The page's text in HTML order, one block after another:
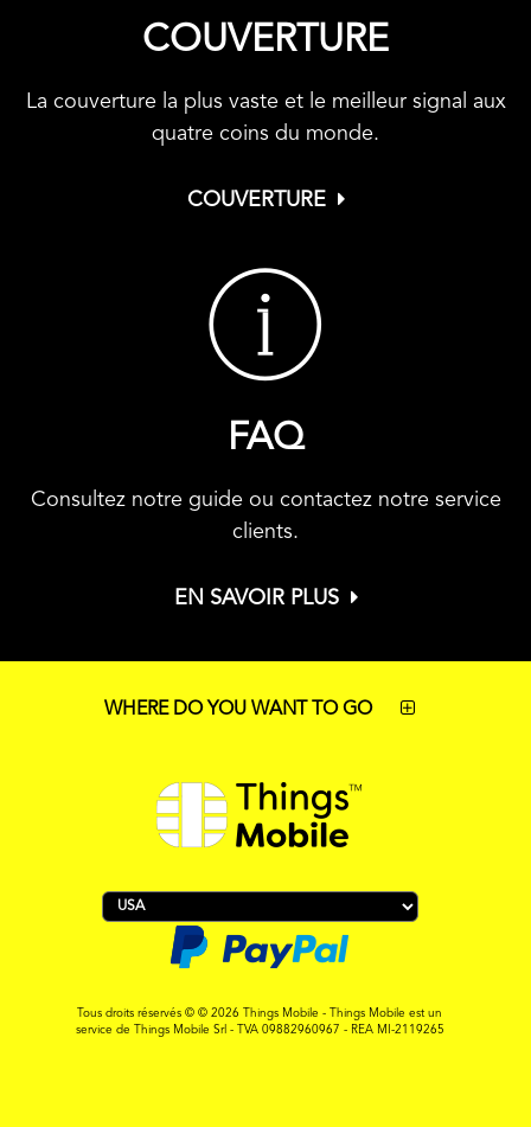
COUVERTURE
La couverture la plus vaste et le meilleur signal aux
quatre coins du monde.
COUVERTURE
FAQ
Consultez notre guide ou contactez notre service
clients.
EN SAVOIR PLUS
WHERE DO YOU WANT TO GO
Tous droits réservés © © 2026 Things Mobile - Things Mobile est un
service de Things Mobile Srl - TVA 09882960967 - REA MI-2119265